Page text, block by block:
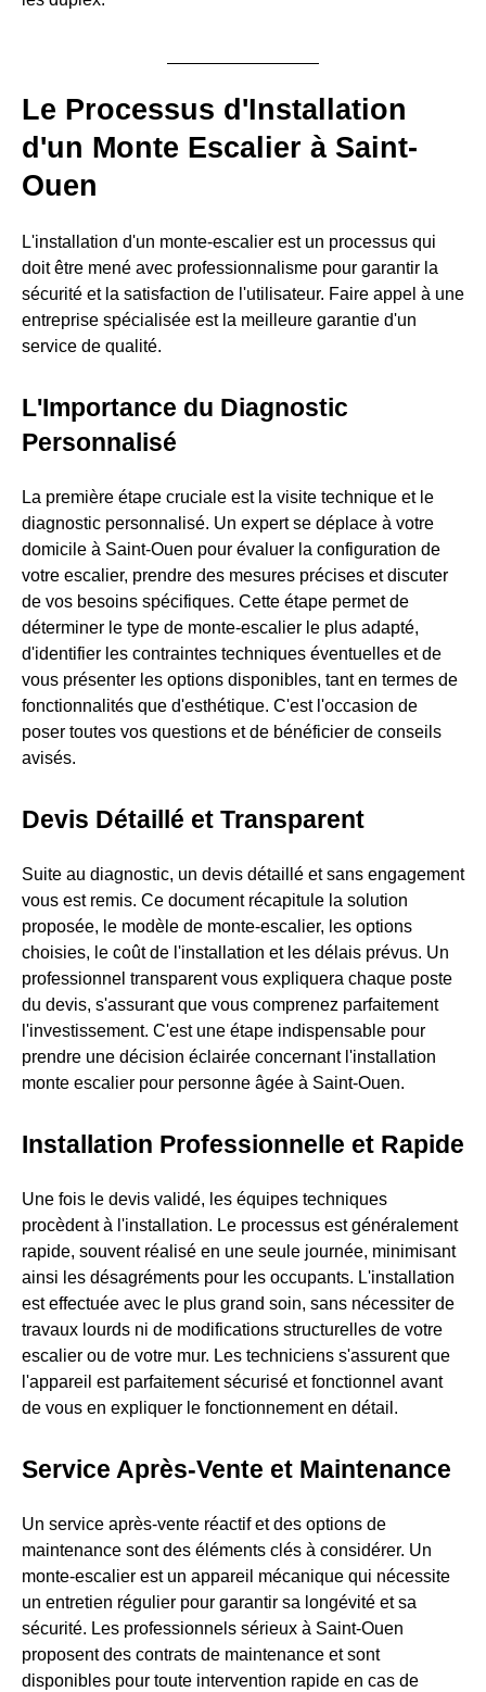
Le Processus d'Installation
d'un Monte Escalier à Saint-
Ouen
L'installation d'un monte-escalier est un processus qui
doit être mené avec professionnalisme pour garantir la
sécurité et la satisfaction de l'utilisateur. Faire appel à une
entreprise spécialisée est la meilleure garantie d'un
service de qualité.
L'Importance du Diagnostic
Personnalisé
La première étape cruciale est la visite technique et le
diagnostic personnalisé. Un expert se déplace à votre
domicile à Saint-Ouen pour évaluer la configuration de
votre escalier, prendre des mesures précises et discuter
de vos besoins spécifiques. Cette étape permet de
déterminer le type de monte-escalier le plus adapté,
d'identifier les contraintes techniques éventuelles et de
vous présenter les options disponibles, tant en termes de
fonctionnalités que d'esthétique. C'est l'occasion de
poser toutes vos questions et de bénéficier de conseils
avisés.
Devis Détaillé et Transparent
Suite au diagnostic, un devis détaillé et sans engagement
vous est remis. Ce document récapitule la solution
proposée, le modèle de monte-escalier, les options
choisies, le coût de l'installation et les délais prévus. Un
professionnel transparent vous expliquera chaque poste
du devis, s'assurant que vous comprenez parfaitement
l'investissement. C'est une étape indispensable pour
prendre une décision éclairée concernant l'installation
monte escalier pour personne âgée à Saint-Ouen.
Installation Professionnelle et Rapide
Une fois le devis validé, les équipes techniques
procèdent à l'installation. Le processus est généralement
rapide, souvent réalisé en une seule journée, minimisant
ainsi les désagréments pour les occupants. L'installation
est effectuée avec le plus grand soin, sans nécessiter de
travaux lourds ni de modifications structurelles de votre
escalier ou de votre mur. Les techniciens s'assurent que
l'appareil est parfaitement sécurisé et fonctionnel avant
de vous en expliquer le fonctionnement en détail.
Service Après-Vente et Maintenance
Un service après-vente réactif et des options de
maintenance sont des éléments clés à considérer. Un
monte-escalier est un appareil mécanique qui nécessite
un entretien régulier pour garantir sa longévité et sa
sécurité. Les professionnels sérieux à Saint-Ouen
proposent des contrats de maintenance et sont
disponibles pour toute intervention rapide en cas de